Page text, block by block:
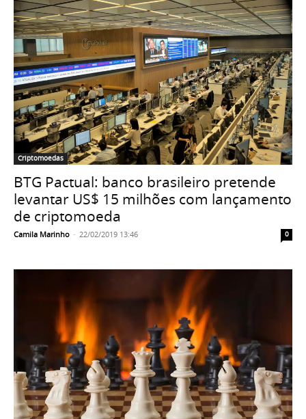
Criptomoedas
BTG Pactual: banco brasileiro pretende
levantar US$ 15 milhões com lançamento
de criptomoeda
Camila Marinho - 22/02/2019 13:46 0